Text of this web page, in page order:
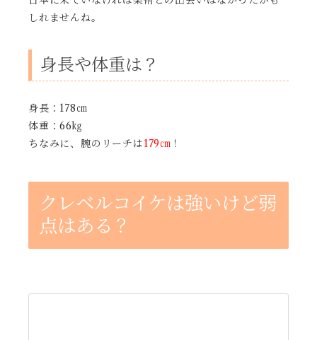
しれませんね。
身長や体重は？
身長：178㎝
体重：66㎏
ちなみに、腕のリーチは179㎝ ！
クレベルコイケは強いけど弱
点はある？